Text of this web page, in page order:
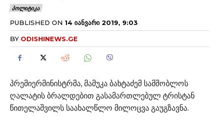
ᲞᲝᲚᲘᲢᲘᲙᲐ
PUBLISHED ON 14 ᲘᲐᲜᲕᲐᲠᲘ 2019, 9:03
BY ODISHINEWS.GE
პრემიერმინისტრმა, მამუკა ბახტაძემ სამშობლოს
ღალატის ბრალდებით გასამართლებულ ტრისტან
წითელაშვილს საახალწლო მილოცვა გაუგზავნა.